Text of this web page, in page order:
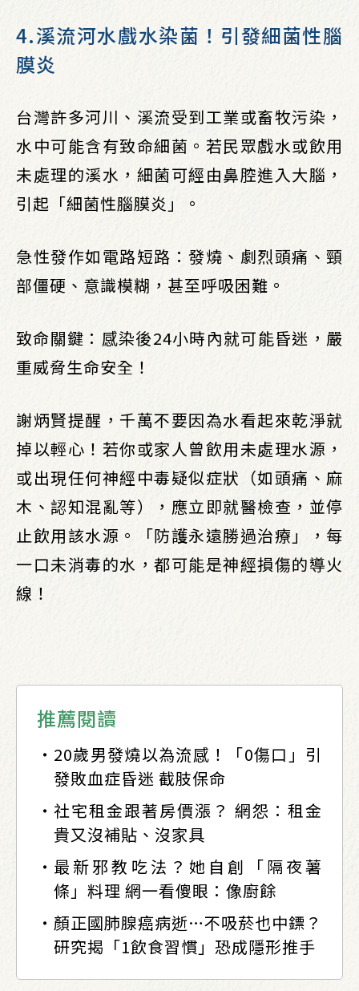
4.溪流河水戲水染菌！引發細菌性腦
膜炎
台灣許多河川、溪流受到工業或畜牧污染，
水中可能含有致命細菌。若民眾戲水或飲用
未處理的溪水，細菌可經由鼻腔進入大腦，
引起「細菌性腦膜炎」。
急性發作如電路短路：發燒、劇烈頭痛、頸
部僵硬、意識模糊，甚至呼吸困難。
致命關鍵：感染後24小時內就可能昏迷，嚴
重威脅生命安全！
謝炳賢提醒，千萬不要因為水看起來乾淨就
掉以輕心！若你或家人曾飲用未處理水源，
或出現任何神經中毒疑似症狀（如頭痛、麻
木、認知混亂等），應立即就醫檢查，並停
止飲用該水源。「防護永遠勝過治療」，每
一口未消毒的水，都可能是神經損傷的導火
線！
推薦閱讀
20歲男發燒以為流感！「0傷口」引
發敗血症昏迷 截肢保命
社宅租金跟著房價漲？ 網怨：租金
貴又沒補貼、沒家具
最新邪教吃法？她自創「隔夜薯
條」料理 網一看傻眼：像廚餘
顏正國肺腺癌病逝…不吸菸也中鏢？
研究揭「1飲食習慣」恐成隱形推手